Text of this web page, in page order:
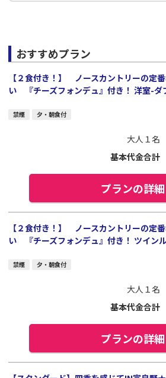
おすすめプラン
【２食付き！】 ノースカントリーの定
い 『チーズフォンデュ』付き！ 洋室-ダ
禁煙 夕・朝食付
大人１名
基本代金合計
プランの詳細
【２食付き！】 ノースカントリーの定
い 『チーズフォンデュ』付き！ ツイン
禁煙 夕・朝食付
大人１名
基本代金合計
プランの詳細